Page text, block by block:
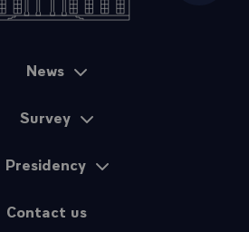
News
Survey
Presidency
Contact us